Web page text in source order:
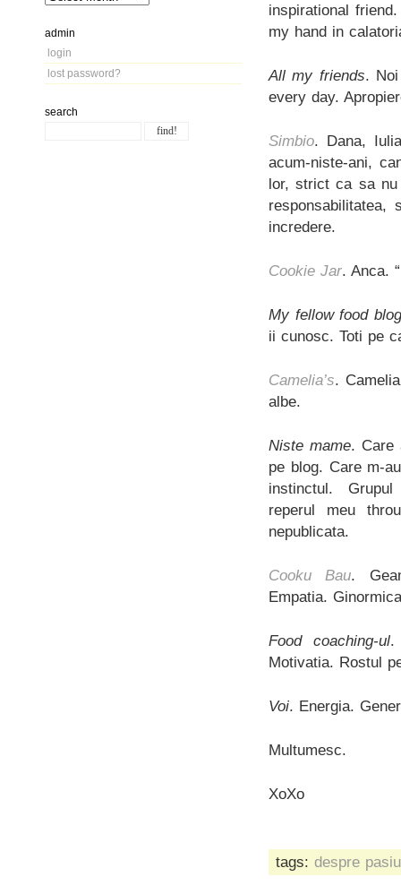
admin
login
lost password?
search
inspirational
my hand in
All my friends.
every day.
Simbio. Dana,
acum-niste-ani,
lor, strict ca sa nu
responsabilitatea,
incredere.
Cookie Jar. Anca.
My fellow food
ii cunosc. Toti pe
Camelia’s.
albe.
Niste mame. Care
pe blog. Care m-
instinctul.
reperul meu
nepublicata.
Cooku Bau.
Empatia.
Food coaching-ul.
Motivatia. Rostul
Voi. Energia.
Multumesc.
XoXo
tags: despre